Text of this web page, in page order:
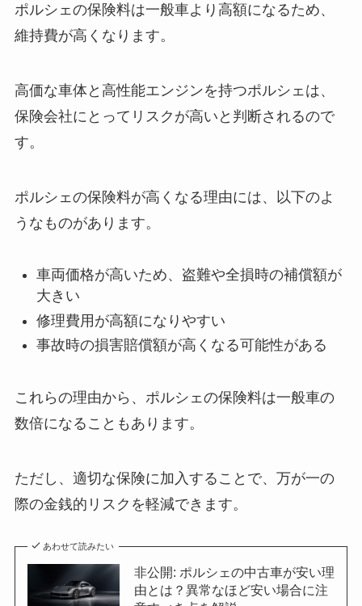
ポルシェの保険料は一般車より高額になるため、
維持費が高くなります。
高価な車体と高性能エンジンを持つポルシェは、
保険会社にとってリスクが高いと判断されるので
す。
ポルシェの保険料が高くなる理由には、以下のよ
うなものがあります。
車両価格が高いため、盗難や全損時の補償額が
大きい
修理費用が高額になりやすい
事故時の損害賠償額が高くなる可能性がある
これらの理由から、ポルシェの保険料は一般車の
数倍になることもあります。
ただし、適切な保険に加入することで、万が一の
際の金銭的リスクを軽減できます。
あわせて読みたい
非公開: ポルシェの中古車が安い理
由とは？異常なほど安い場合に注